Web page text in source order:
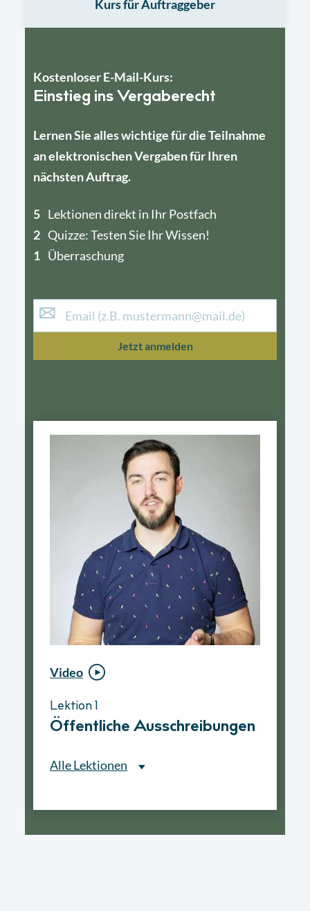
Kurs für Auftraggeber
Kostenloser E-Mail-Kurs:
Einstieg ins Vergaberecht
Lernen Sie alles wichtige für die Teilnahme
an elektronischen Vergaben für Ihren
nächsten Auftrag.
5 Lektionen direkt in Ihr Postfach
2 Quizze: Testen Sie Ihr Wissen!
1 Überraschung
4
1
Jetzt anmelden
Video
Lektion 1
Öffentliche Ausschreibungen
Alle Lektionen
Ablauf eines
Lektion 1